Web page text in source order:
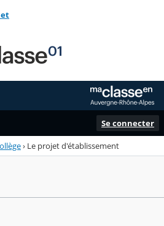
Se connecter
› Le projet d'établissement